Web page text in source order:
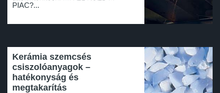
PIAC?...
Kerámia szemcsés
csiszolóanyagok –
hatékonyság és
megtakarítás